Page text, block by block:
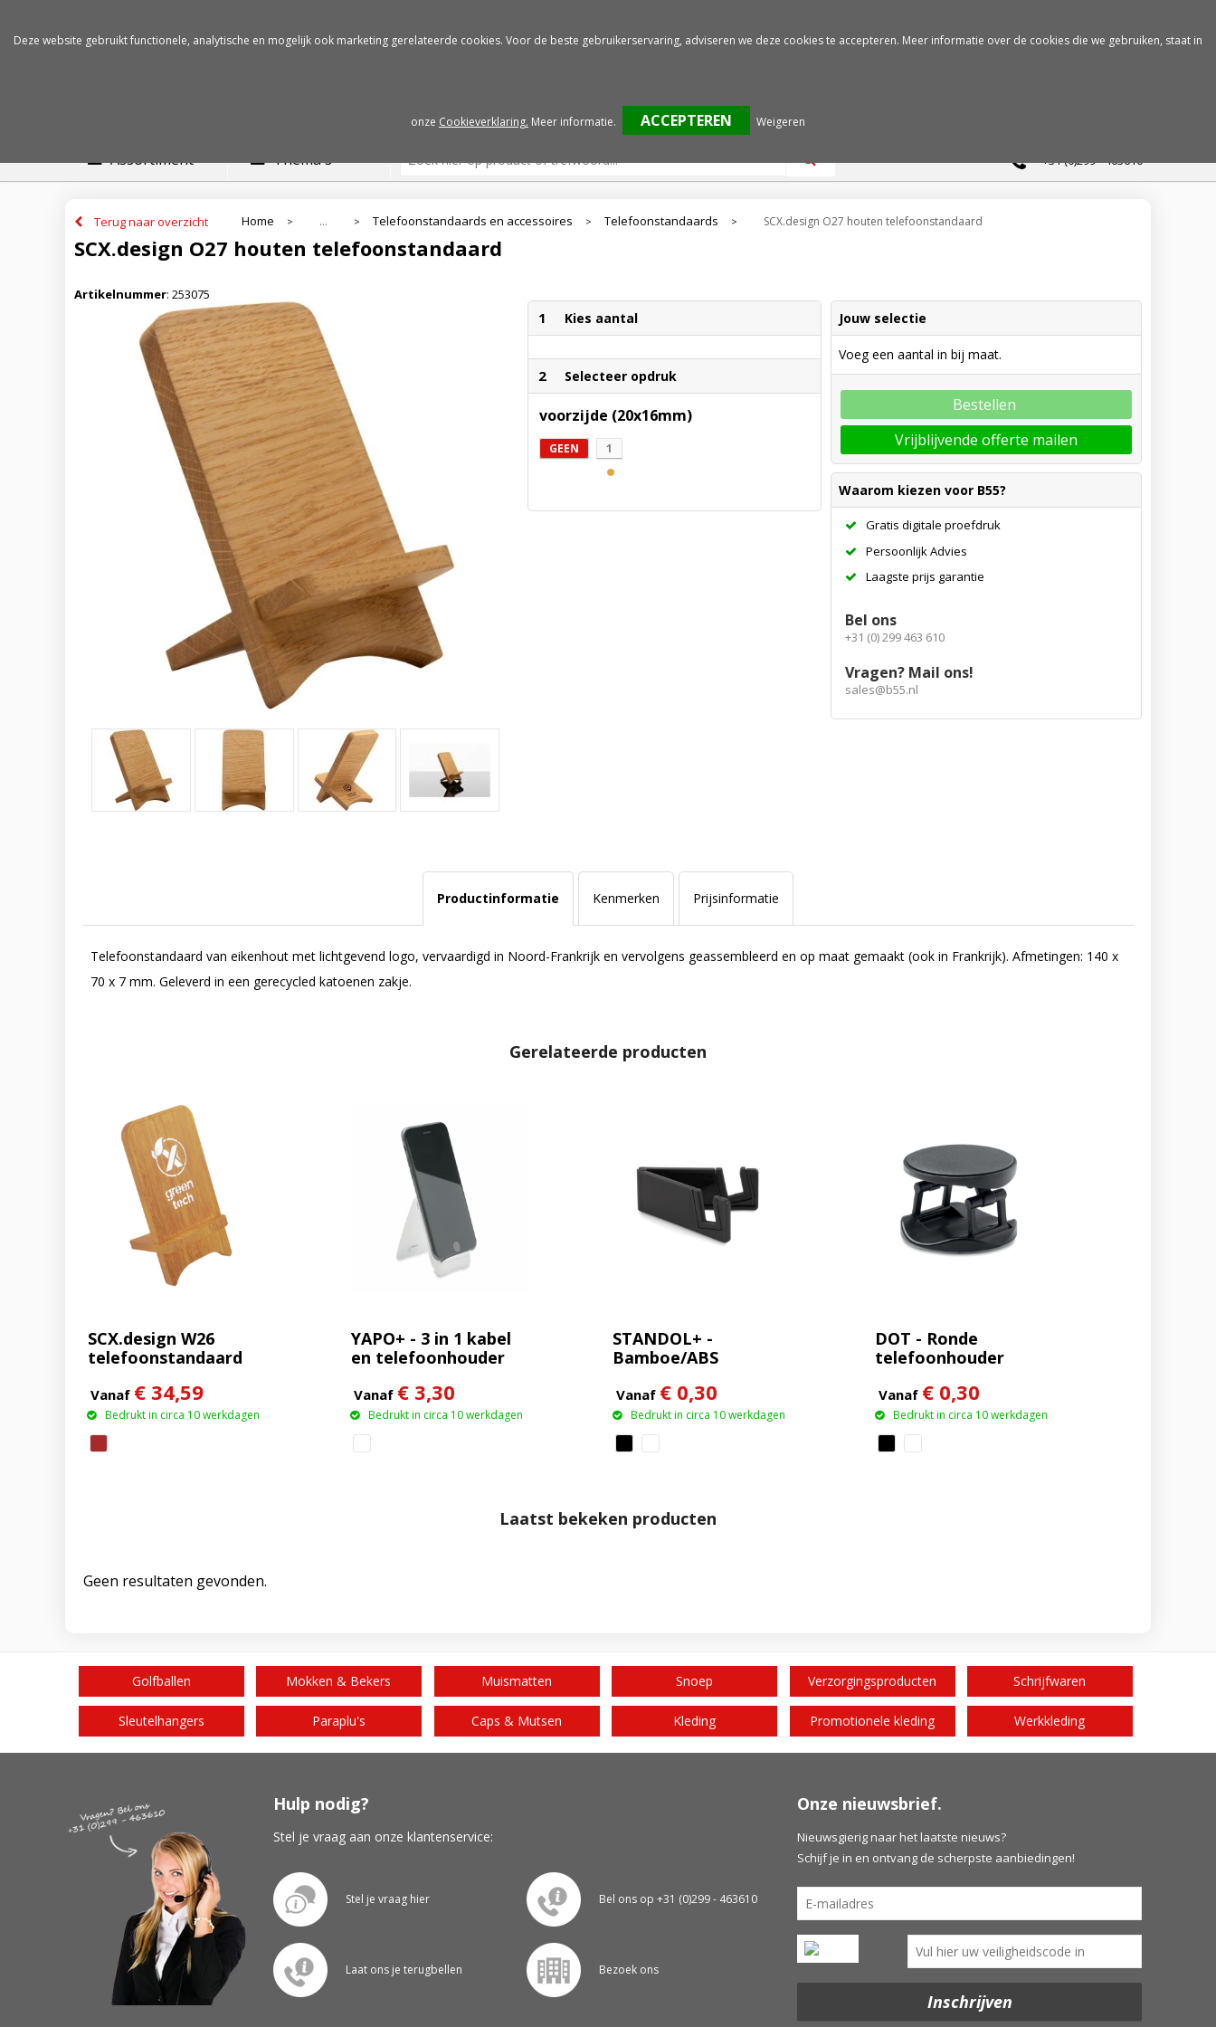
Assortiment Thema's +31 (0)299 - 463610
Terug naar overzicht Home > ... > Telefoonstandaards en accessoires > Telefoonstandaards > SCX.design O27 houten telefoonstandaard
SCX.design O27 houten telefoonstandaard
Artikelnummer: 253075
1 Kies aantal
2 Selecteer opdruk
voorzijde (20x16mm)
GEEN 1
Jouw selectie
Voeg een aantal in bij maat.
Bestellen
Vrijblijvende offerte mailen
Waarom kiezen voor B55?
Gratis digitale proefdruk
Persoonlijk Advies
Laagste prijs garantie
Bel ons
+31 (0) 299 463 610
Vragen? Mail ons!
sales@b55.nl
Productinformatie Kenmerken Prijsinformatie
Telefoonstandaard van eikenhout met lichtgevend logo, vervaardigd in Noord-Frankrijk en vervolgens geassembleerd en op maat gemaakt (ook in Frankrijk). Afmetingen: 140 x
70 x 7 mm. Geleverd in een gerecycled katoenen zakje.
Gerelateerde producten
SCX.design W26
telefoonstandaard
draadloze oplader van
10 W en oplichtend
logo
Vanaf € 34,59
Bedrukt in circa 10 werkdagen
YAPO+ - 3 in 1 kabel
en telefoonhouder
Vanaf € 3,30
Bedrukt in circa 10 werkdagen
STANDOL+ -
Bamboe/ABS
Vanaf € 0,30
Bedrukt in circa 10 werkdagen
DOT - Ronde
telefoonhouder
Vanaf € 0,30
Bedrukt in circa 10 werkdagen
Laatst bekeken producten
Geen resultaten gevonden.
Golfballen Mokken & Bekers Muismatten Snoep Verzorgingsproducten Schrijfwaren
Sleutelhangers Paraplu's Caps & Mutsen Kleding Promotionele kleding Werkkleding
Hulp nodig?
Stel je vraag aan onze klantenservice:
Stel je vraag hier Bel ons op +31 (0)299 - 463610
Laat ons je terugbellen Bezoek ons
Onze nieuwsbrief.
Nieuwsgierig naar het laatste nieuws?
Schijf je in en ontvang de scherpste aanbiedingen!
Deze website gebruikt functionele, analytische en mogelijk ook marketing gerelateerde cookies. Voor de beste gebruikerservaring, adviseren we deze cookies te accepteren. Meer informatie over de cookies die we gebruiken, staat in
onze Cookieverklaring. Meer informatie. Weigeren